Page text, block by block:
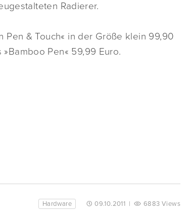
Radierer.
Pen & Touch« in der Größe klein 99,90
Pen« 59,99 Euro.
Hardware 09.10.2011 | 6883 Views